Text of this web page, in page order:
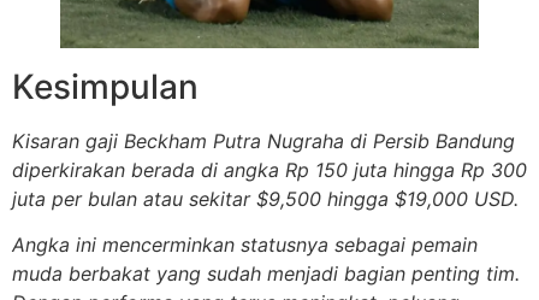
Kesimpulan
Kisaran gaji Beckham Putra Nugraha di Persib Bandung
diperkirakan berada di angka Rp 150 juta hingga Rp 300
juta per bulan atau sekitar $9,500 hingga $19,000 USD.
Angka ini mencerminkan statusnya sebagai pemain
muda berbakat yang sudah menjadi bagian penting tim.